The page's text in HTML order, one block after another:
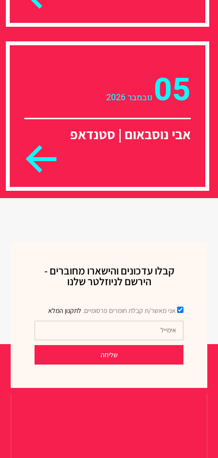
05 נובמבר 2026
אבי נוסבאום | סטנדאפ
קבלו עדכונים והישארו מחוברים -
הירשם לניוזלטר שלנו
אני מאשר/ת קבלת חומרים פרסומיים. לתקנון המלא
שליחה